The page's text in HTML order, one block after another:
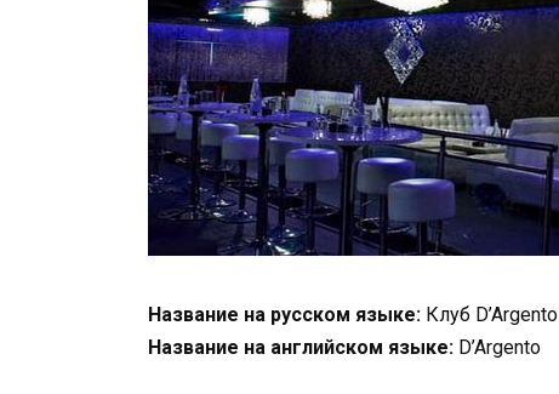
Название на русском языке: Клуб D’Argento
Название на английском языке: D’Argento